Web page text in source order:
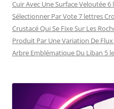
Cuir Avec Une Surface Veloutée
Sélectionner Par Vote 7 lettres
Crustacé Qui Se Fixe Sur Les
Produit Par Une Variation De
Arbre Emblématique Du Liban 5